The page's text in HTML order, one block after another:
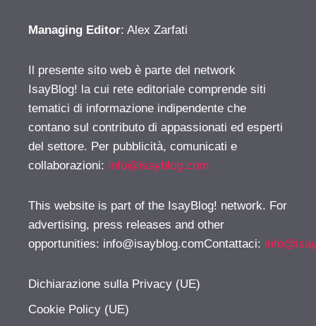
Managing Editor: Alex Zarfati
Il presente sito web è parte del network
IsayBlog! la cui rete editoriale comprende siti
tematici di informazione indipendente che
contano sul contributo di appassionati ed esperti
del settore. Per pubblicità, comunicati e
collaborazioni: info@isayblog.com
This website is part of the IsayBlog! network. For
advertising, press releases and other
opportunities: info@isayblog.comContattaci:
Dichiarazione sulla Privacy (UE)
Cookie Policy (UE)